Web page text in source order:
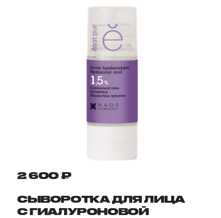
2 600 ₽
СЫВОРОТКА ДЛЯ ЛИЦА
С ГИАЛУРОНОВОЙ